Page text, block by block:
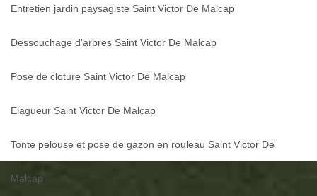
Entretien jardin paysagiste Saint Victor De Malcap
Dessouchage d'arbres Saint Victor De Malcap
Pose de cloture Saint Victor De Malcap
Elagueur Saint Victor De Malcap
Tonte pelouse et pose de gazon en rouleau Saint Victor De
Malcap